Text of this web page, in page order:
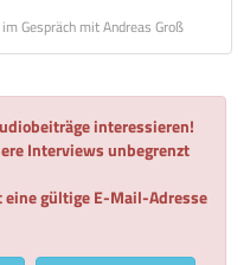
Gespräch mit Andreas Groß
interessieren!
Interviews unbegrenzt
gültige E-Mail-Adresse